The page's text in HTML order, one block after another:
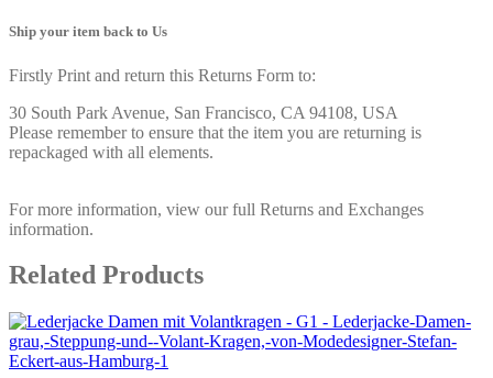
Ship your item back to Us
Firstly Print and return this Returns Form to:
30 South Park Avenue, San Francisco, CA 94108, USA
Please remember to ensure that the item you are returning is
repackaged with all elements.
For more information, view our full Returns and Exchanges
information.
Related Products